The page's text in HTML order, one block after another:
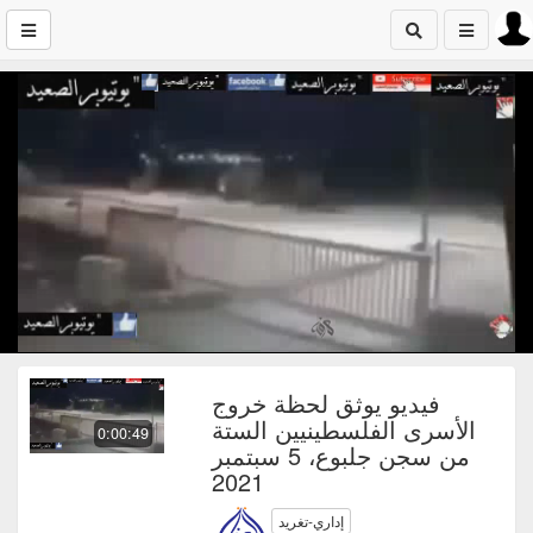
0:00:49
فيديو يوثق لحظة خروج
الأسرى الفلسطينيين الستة
من سجن جلبوع، 5 سبتمبر
2021
إداري-تغريد